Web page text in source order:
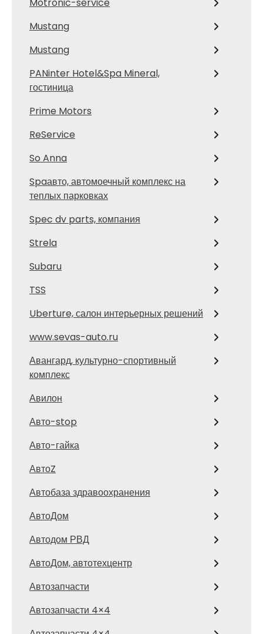
Mustang
Mustang
PANinter Hotel&Spa Mineral,
гостиница
Prime Motors
ReService
So Anna
Spaавто, автомоечный комплекс на
теплых парковках
Spec dv parts, компания
Strela
Subaru
TSS
Uberture, салон интерьерных решений
www.sevas-auto.ru
Авангард, культурно-спортивный
комплекс
Авилон
Авто-stop
Авто-гайка
АвтоZ
Автобаза здравоохранения
АвтоДом
Автодом РВД
АвтоДом, автотехцентр
Автозапчасти
Автозапчасти 4×4